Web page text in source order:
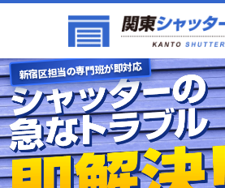
新宿区担当の専門班が即対応